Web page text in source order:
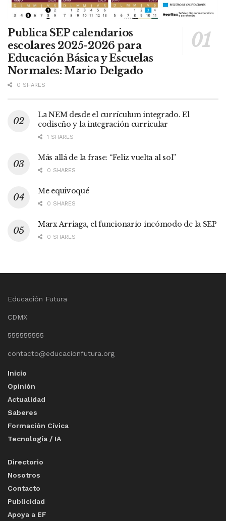
Publica SEP calendarios
escolares 2025-2026 para
Educación Básica y Escuelas
Normales: Mario Delgado
0 SHARES
La NEM desde el currículum integrado. El
codiseño y la integración curricular
1 SHARES
Más allá de la frase: “Feliz vuelta al sol”
0 SHARES
Me equivoqué
0 SHARES
Marx Arriaga, el funcionario incómodo de la SEP
0 SHARES
Educación Futura
CDMX
555555555
contacto@educacionfutura.org
Inicio
Opinión
Actualidad
Saberes
Formación Cívica
Tecnología / IA
Directorio
Nosotros
Contacto
Publicidad
Apoya a EF